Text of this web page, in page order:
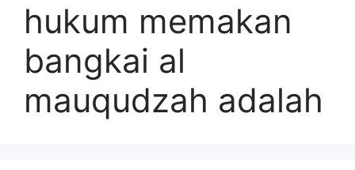
hukum memakan
bangkai al
mauqudzah adalah